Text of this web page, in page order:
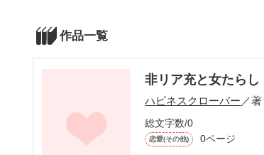
作品一覧
非リア充と女たらし
ハピネスクローバー／著
総文字数/0
恋愛(その他) 0ページ